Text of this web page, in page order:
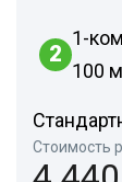
2
1-
100
Стоимость